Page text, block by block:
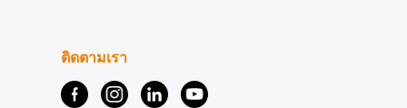
ติดตามเรา